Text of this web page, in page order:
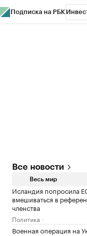
Подписка на РБК
Все новости
Весь мир
Исландия попросила
вмешиваться в
членства
Политика
Военная операция на